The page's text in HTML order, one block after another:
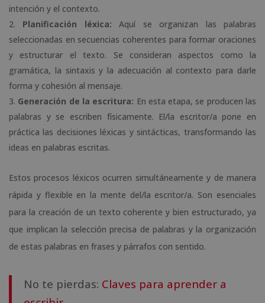
intención y el contexto.
Planificación léxica: Aquí se organizan las palabras
seleccionadas en secuencias coherentes para formar oraciones
y estructurar el texto. Se consideran aspectos como la
gramática, la sintaxis y la adecuación al contexto para darle
forma y cohesión al mensaje.
Generación de la escritura: En esta etapa, se producen las
palabras y se escriben físicamente. El/la escritor/a pone en
práctica las decisiones léxicas y sintácticas, transformando las
ideas en palabras escritas.
Estos procesos léxicos ocurren simultáneamente y de manera
rápida y flexible en la mente del/la escritor/a. Son esenciales
para la creación de un texto coherente y bien estructurado, ya
que implican la selección precisa de palabras y la organización
de estas palabras en frases y párrafos con sentido.
No te pierdas: Claves para aprender a